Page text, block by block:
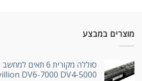
מוצרים במבצע
DV6-7000 DV4-5000